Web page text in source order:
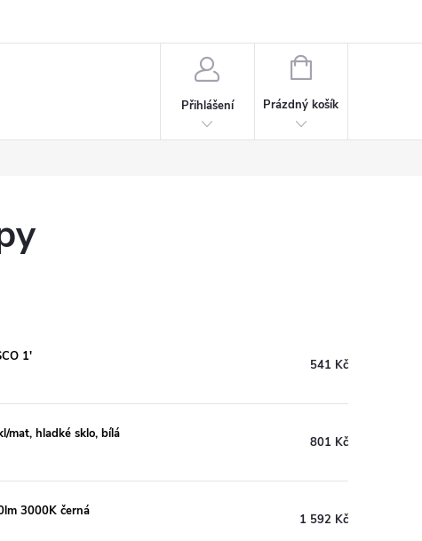
Přihlášení
NÁKUPNÍ
Prázdný košík
1'
541 Kč
mat, hladké sklo, bílá
801 Kč
3000K černá
1 592 Kč